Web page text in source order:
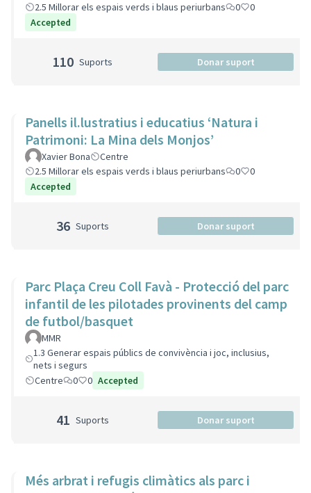
2.5 Millorar els espais verds i blaus periurbans
0
0
Accepted
110 Suports Donar suport
Panells il.lustratius i educatius ‘Natura i
Patrimoni: La Mina dels Monjos’
Xavier Bona
Centre
2.5 Millorar els espais verds i blaus periurbans
0
0
Accepted
36 Suports Donar suport
Parc Plaça Creu Coll Favà - Protecció del parc
infantil de les pilotades provinents del camp
de futbol/basquet
MMR
1.3 Generar espais públics de convivència i joc, inclusius,
nets i segurs
Centre
0 0 Accepted
41 Suports Donar suport
Més arbrat i refugis climàtics als parc i